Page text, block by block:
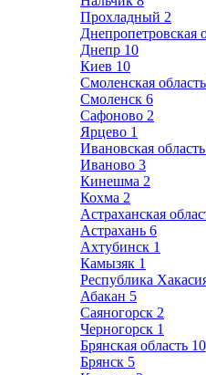
Прохладный 2
Днепропетровская
Днепр 10
Киев 10
Смоленская область
Смоленск 6
Сафоново 2
Ярцево 1
Ивановская область
Иваново 3
Кинешма 2
Кохма 2
Астраханская
Астрахань 6
Ахтубинск 1
Камызяк 1
Республика
Абакан 5
Саяногорск 2
Черногорск 1
Брянская область 10
Брянск 5